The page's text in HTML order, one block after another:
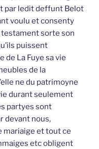
par ledit deffunt Belot
voulu et consenty
sorte son
puissent
de La Fuye sa vie
de la
ne du patrimoyne
durant seulement
partyes sont
devant nous,
mariaige et tout ce
etc obligent